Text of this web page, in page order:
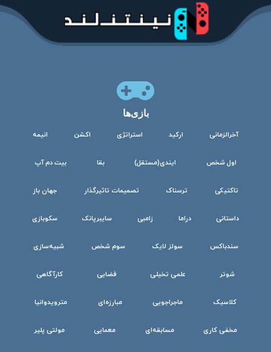
بازی‌ها
آخرالزمانی ارکید استراتژی اکشن انیمه
اول شخص ایندی(مستقل) بقا بیت دم آپ
تاکتیکی ترسناک تصمیمات تاثیرگذار جهان باز
داستانی دراما زامبی سایبرپانک سکوبازی
سندباکس سولز لایک سوم شخص شبیه‌سازی
شوتر علمی تخیلی فضایی کارآگاهی
کلاسیک ماجراجویی مبارزه‌ای مترویدوانیا
مخفی کاری مسابقه‌ای معمایی مولتی پلیر